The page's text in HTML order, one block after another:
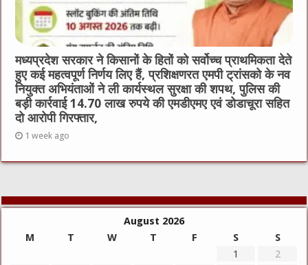
मध्यप्रदेश सरकार ने किसानों के हितों को सर्वोच्च प्राथमिकता देते
हुए कई महत्वपूर्ण निर्णय लिए हैं, प्रशिक्षणरत एमपी ट्रांसको के नव
नियुक्त अभियंताओं ने ली कार्यस्थल सुरक्षा की शपथ, पुलिस की
बड़ी कार्रवाई 14.70 लाख रुपये की एमडीएमए एवं डोडाचूरा सहित
दो आरोपी गिरफ्तार,
1 week ago
August 2026
M
T W T F S
S
1
2